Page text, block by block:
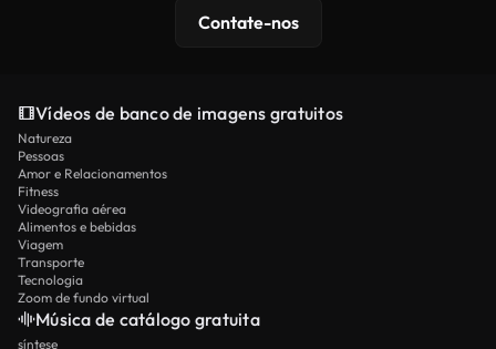
Contate-nos
Vídeos de banco de imagens gratuitos
Natureza
Pessoas
Amor e Relacionamentos
Fitness
Videografia aérea
Alimentos e bebidas
Viagem
Transporte
Tecnologia
Zoom de fundo virtual
Música de catálogo gratuita
síntese